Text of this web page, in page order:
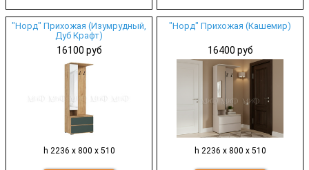
"Норд" Прихожая (Изумрудный,
Дуб Крафт)
16100 руб
h 2236 х 800 х 510
"Норд" Прихожая (Кашемир)
16400 руб
h 2236 х 800 х 510